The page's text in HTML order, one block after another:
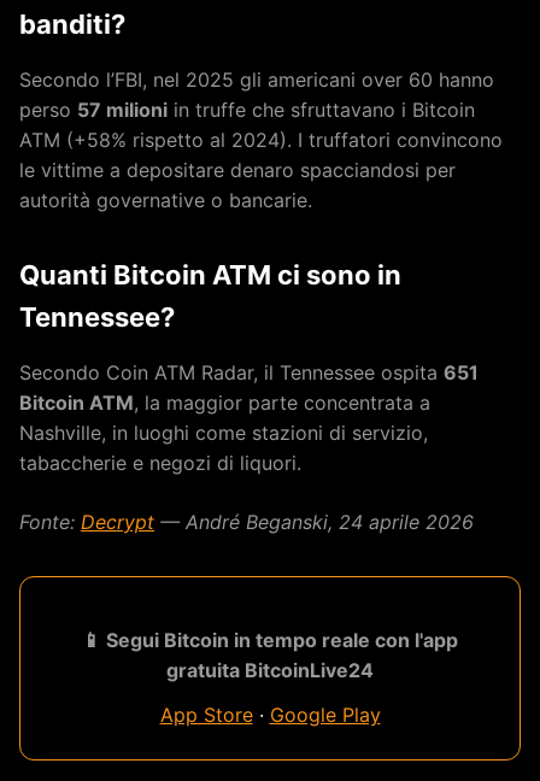
banditi?
Secondo l’FBI, nel 2025 gli americani over 60 hanno
perso 57 milioni in truffe che sfruttavano i Bitcoin
ATM (+58% rispetto al 2024). I truffatori convincono
le vittime a depositare denaro spacciandosi per
autorità governative o bancarie.
Quanti Bitcoin ATM ci sono in
Tennessee?
Secondo Coin ATM Radar, il Tennessee ospita 651
Bitcoin ATM, la maggior parte concentrata a
Nashville, in luoghi come stazioni di servizio,
tabaccherie e negozi di liquori.
Fonte: Decrypt — André Beganski, 24 aprile 2026
📱 Segui Bitcoin in tempo reale con l'app
gratuita BitcoinLive24
App Store· Google Play